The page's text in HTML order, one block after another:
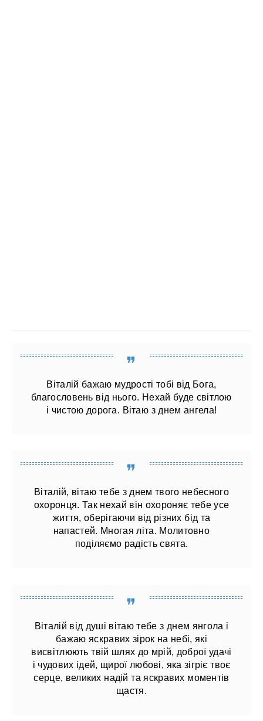
Віталій бажаю мудрості тобі від Бога,
благословень від нього. Нехай буде світлою
і чистою дорога. Вітаю з днем ​​ангела!
Віталій, вітаю тебе з днем ​​твого небесного
охоронця. Так нехай він охороняє тебе усе
життя, оберігаючи від різних бід та
напастей. Многая літа. Молитовно
поділяємо радість свята.
Віталій від душі вітаю тебе з днем ​​янгола і
бажаю яскравих зірок на небі, які
висвітлюють твій шлях до мрій, доброї удачі
і чудових ідей, щирої любові, яка зігріє твоє
серце, великих надій та яскравих моментів
щастя.